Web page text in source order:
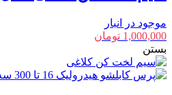
موجود در انبار
1,000,000 تومان
بستن